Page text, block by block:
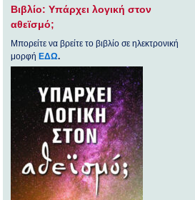
Βιβλίο: Υπάρχει λογική στον
αθεϊσμό;
Μπορείτε να βρείτε το βιβλίο σε ηλεκτρονική
μορφή ΕΔΩ.